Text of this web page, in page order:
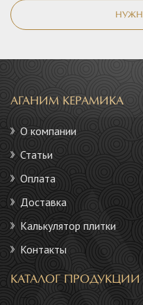
АГАНИМ КЕРАМИКА
О компании
Статьи
Оплата
Доставка
Калькулятор плитки
Контакты
КАТАЛОГ ПРОДУКЦИИ